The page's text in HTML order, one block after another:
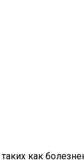
как